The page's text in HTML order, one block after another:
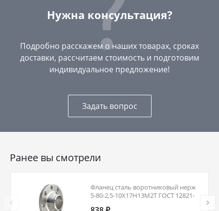
Нужна консультация?
Подробно расскажем о наших товарах, сроках
доставки, рассчитаем стоимость и подготовим
индивидуальное предложение!
Задать вопрос
Ранее вы смотрели
Фланец сталь воротниковый нерж
5-80-2,5-10Х17Н13М2Т ГОСТ 12821-